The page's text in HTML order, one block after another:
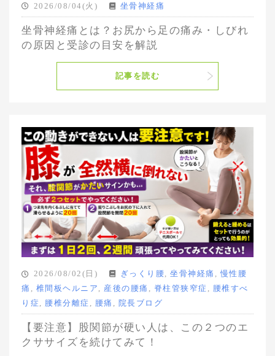
2026/08/04(火) 坐骨神経痛
坐骨神経痛とは？お尻から足の痛み・しびれ
の原因と受診の目安を解説
記事を読む
2026/08/02(日) ぎっくり腰, 坐骨神経痛 , 慢性腰
痛 , 椎間板ヘルニア , 産後の腰痛 , 脊柱管狭窄症 , 腰椎すべ
り症 , 腰椎分離症 , 腰痛 , 院長ブログ
【要注意】股関節が硬い人は、この２つのエ
クササイズを続けてみて！